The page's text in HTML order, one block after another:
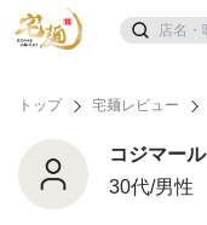
トップ 宅麺レビュー
コジマール
30代/男性